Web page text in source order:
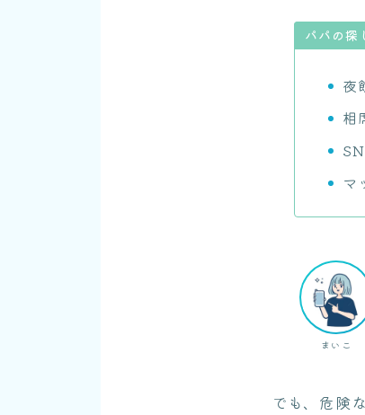
パパの探
夜
相
マ
まいこ
でも、危険